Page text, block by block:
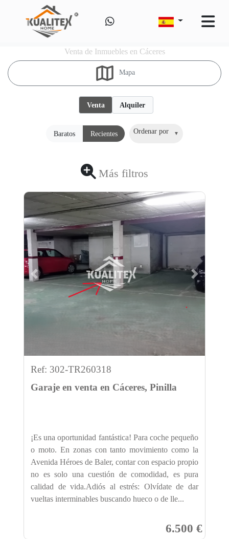
Venta de Inmuebles en Cáceres
Mapa
Venta Alquiler
Baratos Recientes Ordenar por
Más filtros
Previous Next
Ref: 302-TR260318
Garaje en venta en Cáceres, Pinilla
¡Es una oportunidad fantástica! Para coche pequeño
o moto. En zonas con tanto movimiento como la
Avenida Héroes de Baler, contar con espacio propio
no es solo una cuestión de comodidad, es pura
calidad de vida.Adiós al estrés: Olvídate de dar
vueltas interminables buscando hueco o de lle...
6.500 €